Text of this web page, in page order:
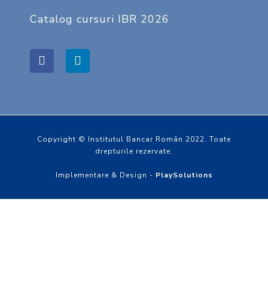
Catalog cursuri IBR 2026
Copyright © Institutul Bancar Român 2022. Toate
drepturile rezervate.
Implementare & Design - PlaySolutions